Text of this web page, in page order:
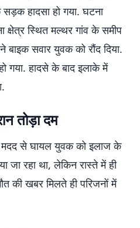
सड़क हादसा हो गया. घटना
स्थित मल्थर गांव के समीप
बाइक सवार युवक को रौंद दिया.
गया. हादसे के बाद इलाके में
तोड़ा दम
मदद से घायल युवक को इलाज के
जा रहा था, लेकिन रास्ते में ही
की खबर मिलते ही परिजनों में